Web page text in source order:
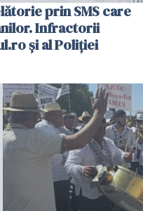
prin SMS care
Infractorii
și al Poliției